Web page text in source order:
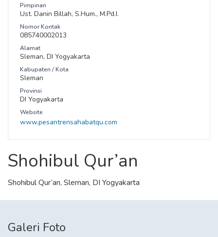
Pimpinan
Ust. Danin Billah, S.Hum., M.Pd.I.
Nomor Kontak
085740002013
Alamat
Sleman, DI Yogyakarta
Kabupaten / Kota
Sleman
Provinsi
DI Yogyakarta
Website
www.pesantrensahabatqu.com
Shohibul Qur’an
Shohibul Qur’an, Sleman, DI Yogyakarta
Galeri Foto